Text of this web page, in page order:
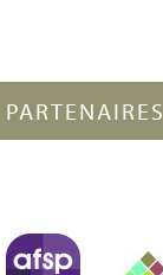
PARTENAIRES